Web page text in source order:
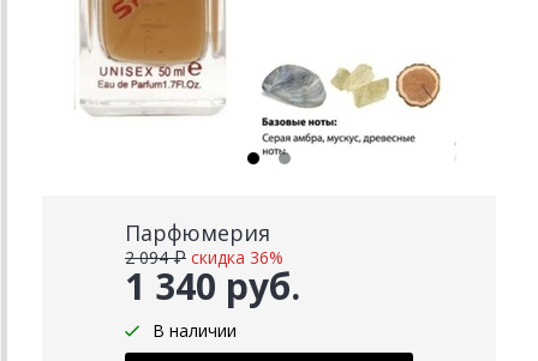
Парфюмерия
1 340 руб.
2 094 ₽ скидка 36%
В наличии